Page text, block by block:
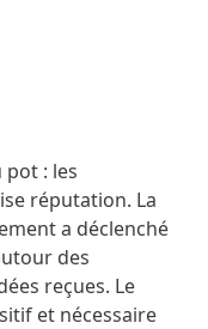
: les
réputation. La
a déclenché
des
reçues. Le
et nécessaire